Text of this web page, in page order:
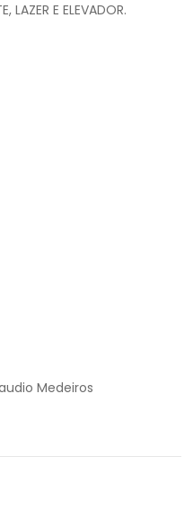
LAZER E ELEVADOR.